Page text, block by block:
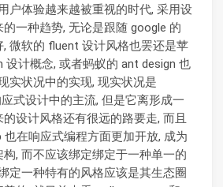
户体验越来越被重视的时代, 采用设
一种趋势, 无论是跟随 google 的
微软的 fluent 设计风格也罢还是苹
设计概念, 或者蚂蚁的 ant design 也
实状况中的实现, 现实状况是
式设计中的主流, 但是它离形成一
设计风格还有很远的路要走, 而且
在响应式编程方面更加开放, 成为
, 而不应该绑定绑定于一种单一的
定一种特有的风格应该是其生态圈